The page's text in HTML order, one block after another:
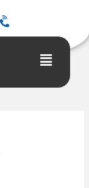
محتوا
Main
Menu